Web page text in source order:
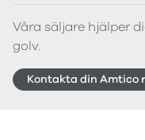
Våra säljare hjälper
golv.
Kontakta din Amtico